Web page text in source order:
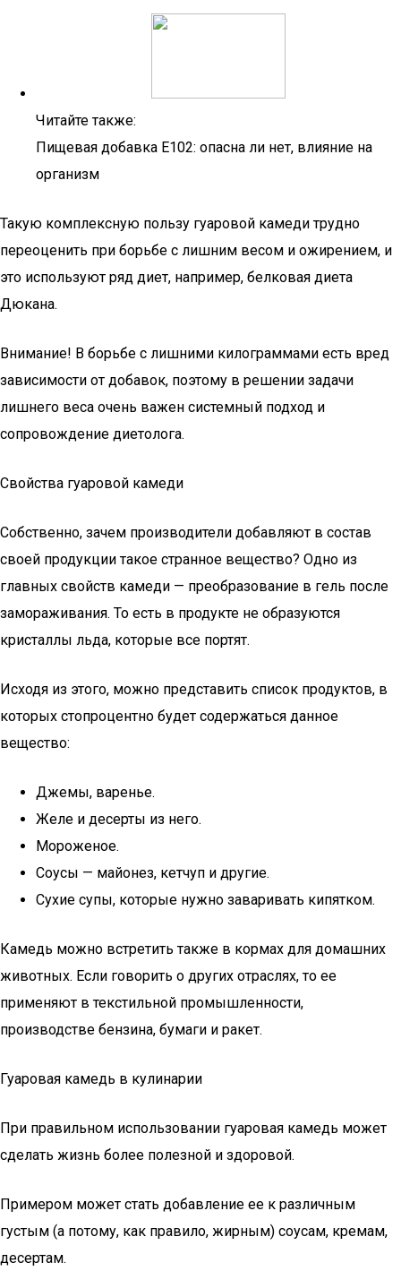
Читайте также:
Пищевая добавка Е102: опасна ли нет, влияние на
организм
Такую комплексную пользу гуаровой камеди трудно
переоценить при борьбе с лишним весом и ожирением, и
это используют ряд диет, например, белковая диета
Дюкана.
Внимание! В борьбе с лишними килограммами есть вред
зависимости от добавок, поэтому в решении задачи
лишнего веса очень важен системный подход и
сопровождение диетолога.
Свойства гуаровой камеди
Собственно, зачем производители добавляют в состав
своей продукции такое странное вещество? Одно из
главных свойств камеди — преобразование в гель после
замораживания. То есть в продукте не образуются
кристаллы льда, которые все портят.
Исходя из этого, можно представить список продуктов, в
которых стопроцентно будет содержаться данное
вещество:
Джемы, варенье.
Желе и десерты из него.
Мороженое.
Соусы — майонез, кетчуп и другие.
Сухие супы, которые нужно заваривать кипятком.
Камедь можно встретить также в кормах для домашних
животных. Если говорить о других отраслях, то ее
применяют в текстильной промышленности,
производстве бензина, бумаги и ракет.
Гуаровая камедь в кулинарии
При правильном использовании гуаровая камедь может
сделать жизнь более полезной и здоровой.
Примером может стать добавление ее к различным
густым (а потому, как правило, жирным) соусам, кремам,
десертам.